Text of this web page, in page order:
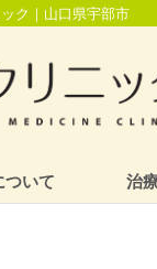
ク｜山口県宇部市
ついて 治